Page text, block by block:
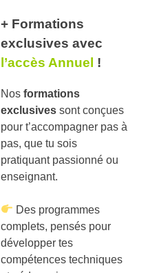
597
minutes
+ Formations
exclusives avec
l’accès Annuel !
Nos formations
exclusives sont conçues
pour t’accompagner pas à
pas, que tu sois
pratiquant passionné ou
enseignant.
Des programmes
complets, pensés pour
développer tes
compétences techniques